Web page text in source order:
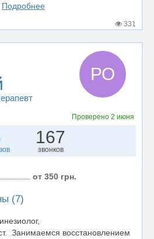
Подробнее
331
РО
Проверено 2 июня
167
звонков
от 350 грн.
(7)
Занимаемся восстановлением